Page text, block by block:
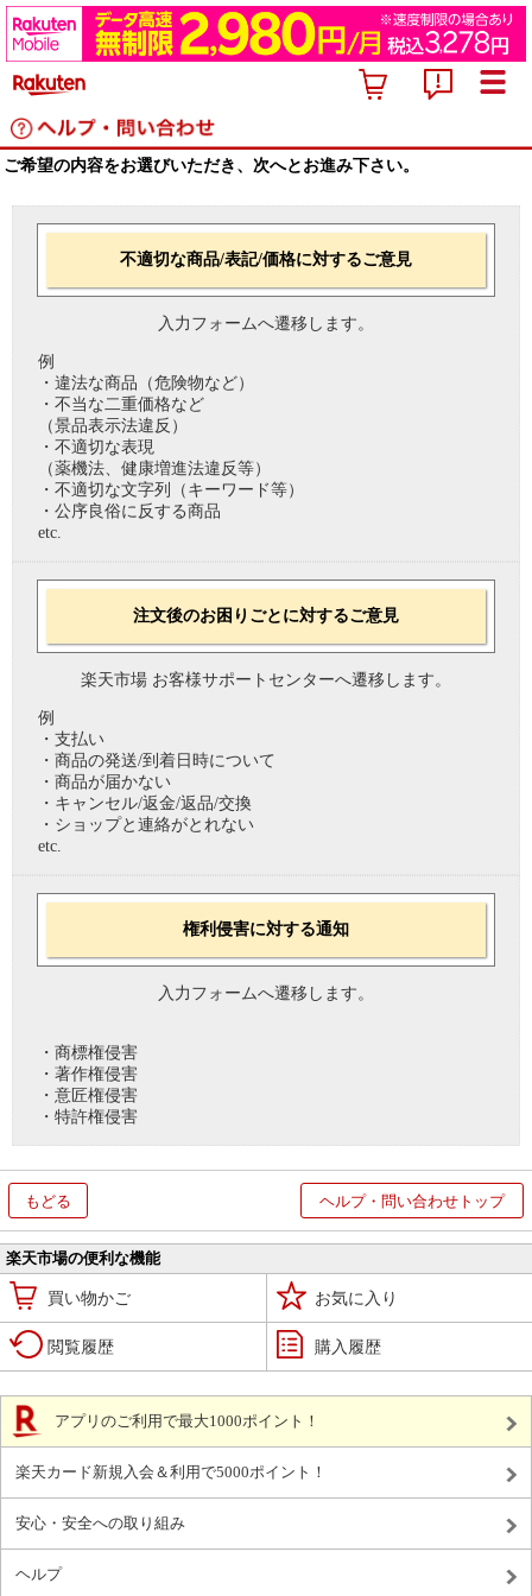
ご希望の内容をお選びいただき、次へとお進み下さい。
不適切な商品/表記/価格に対するご意見
入力フォームへ遷移します。
例
・違法な商品（危険物など）
・不当な二重価格など
（景品表示法違反）
・不適切な表現
（薬機法、健康増進法違反等）
・不適切な文字列（キーワード等）
・公序良俗に反する商品
etc.
注文後のお困りごとに対するご意見
楽天市場 お客様サポートセンターへ遷移します。
例
・支払い
・商品の発送/到着日時について
・商品が届かない
・キャンセル/返金/返品/交換
・ショップと連絡がとれない
etc.
権利侵害に対する通知
入力フォームへ遷移します。
・商標権侵害
・著作権侵害
・意匠権侵害
・特許権侵害
もどる ヘルプ・問い合わせトップ
楽天市場の便利な機能
買い物かご お気に入り
閲覧履歴 購入履歴
アプリのご利用で最大1000ポイント！
楽天カード新規入会＆利用で5000ポイント！
安心・安全への取り組み
ヘルプ